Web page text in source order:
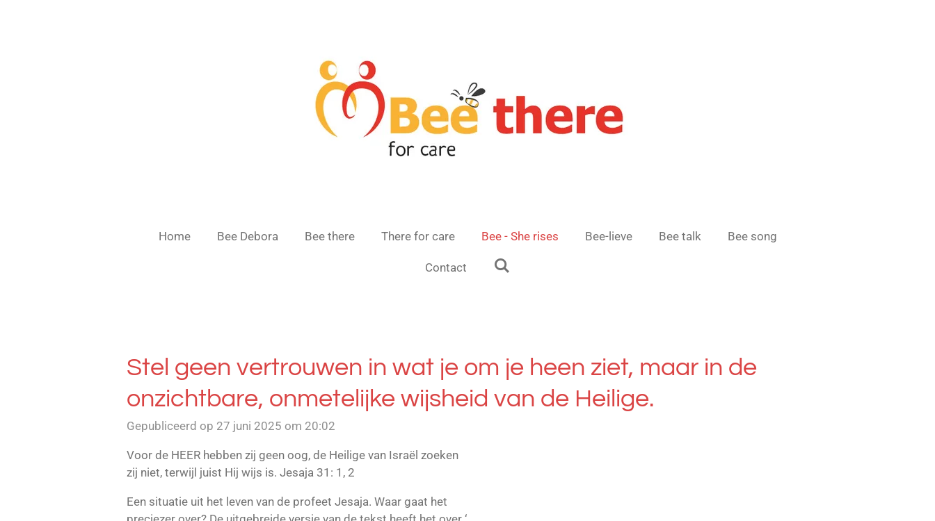
Home Bee Debora Bee there There for care Bee - She rises Bee-lieve Bee talk Bee song
Contact
Stel geen vertrouwen in wat je om je heen ziet, maar in de
onzichtbare, onmetelijke wijsheid van de Heilige.
Gepubliceerd op 27 juni 2025 om 20:02
Voor de HEER hebben zij geen oog, de Heilige van Israël zoeken
zij niet, terwijl juist Hij wijs is. Jesaja 31: 1, 2
Een situatie uit het leven van de profeet Jesaja. Waar gaat het